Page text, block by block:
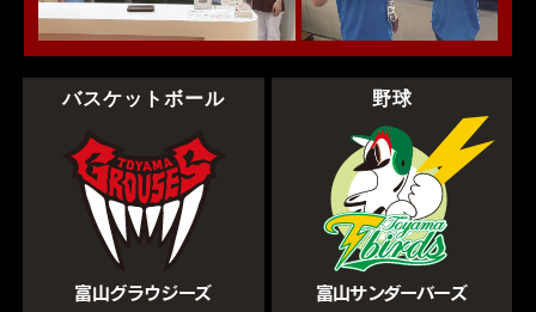
バスケットボール
富山グラウジーズ
野球
富山サンダーバーズ